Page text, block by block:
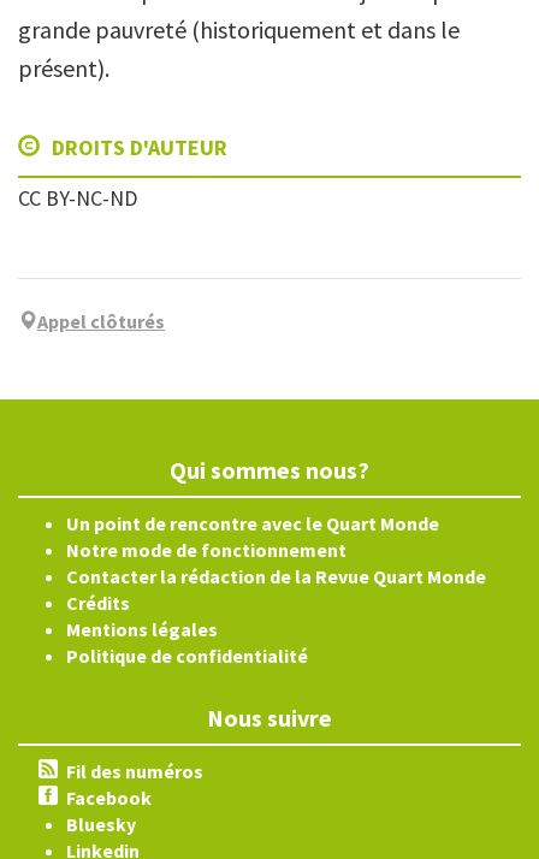
grande pauvreté (historiquement et dans le
présent).
DROITS D'AUTEUR
CC BY-NC-ND
Appel clôturés
Qui sommes nous?
Un point de rencontre avec le Quart Monde
Notre mode de fonctionnement
Contacter la rédaction de la Revue Quart Monde
Crédits
Mentions légales
Politique de confidentialité
Nous suivre
Fil des numéros
Facebook
Bluesky
Linkedin